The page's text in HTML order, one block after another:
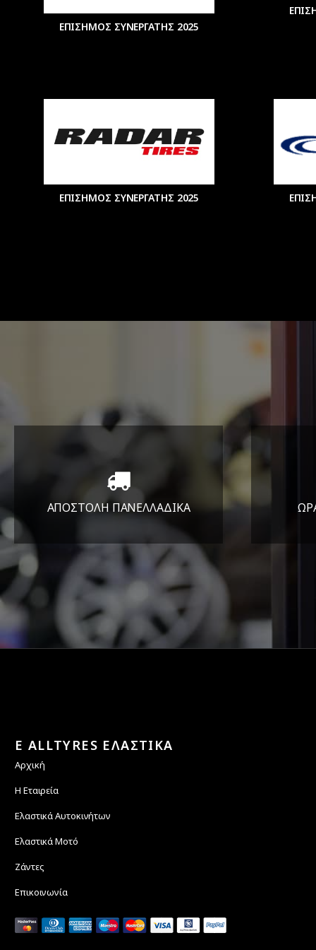
ΕΠΙΣΗΜΟΣ ΣΥΝΕΡΓΑΤΗΣ 2025
ΕΠΙΣΗΜΟΣ ΣΥΝΕΡΓΑΤΗΣ 2025
ΑΠΟΣΤΟΛΗ ΠΑΝΕΛΛΑΔΙΚA
Όπου και αν είστε θα σας
στείλουμε τα ελαστικά σας
E ALLTYRES ΕΛΑΣΤΙΚΑ
Αρχική
Η Εταιρεία
Ελαστικά Αυτοκινήτων
Ελαστικά Μοτό
Ζάντες
Επικοινωνία